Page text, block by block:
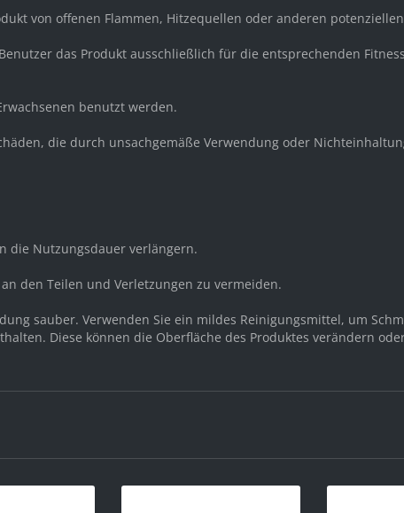
von offenen Flammen, Hitzequellen oder anderen
das Produkt ausschließlich für die entsprechenden
benutzt werden.
die durch unsachgemäße Verwendung oder
die Nutzungsdauer verlängern.
den Teilen und Verletzungen zu vermeiden.
sauber. Verwenden Sie ein mildes Reinigungsmittel, um
Diese können die Oberfläche des Produktes verändern